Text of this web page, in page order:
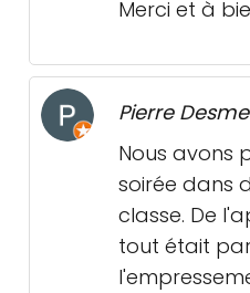
Merci et à
Pierre
Nous avons
soirée dans
classe. De
tout était